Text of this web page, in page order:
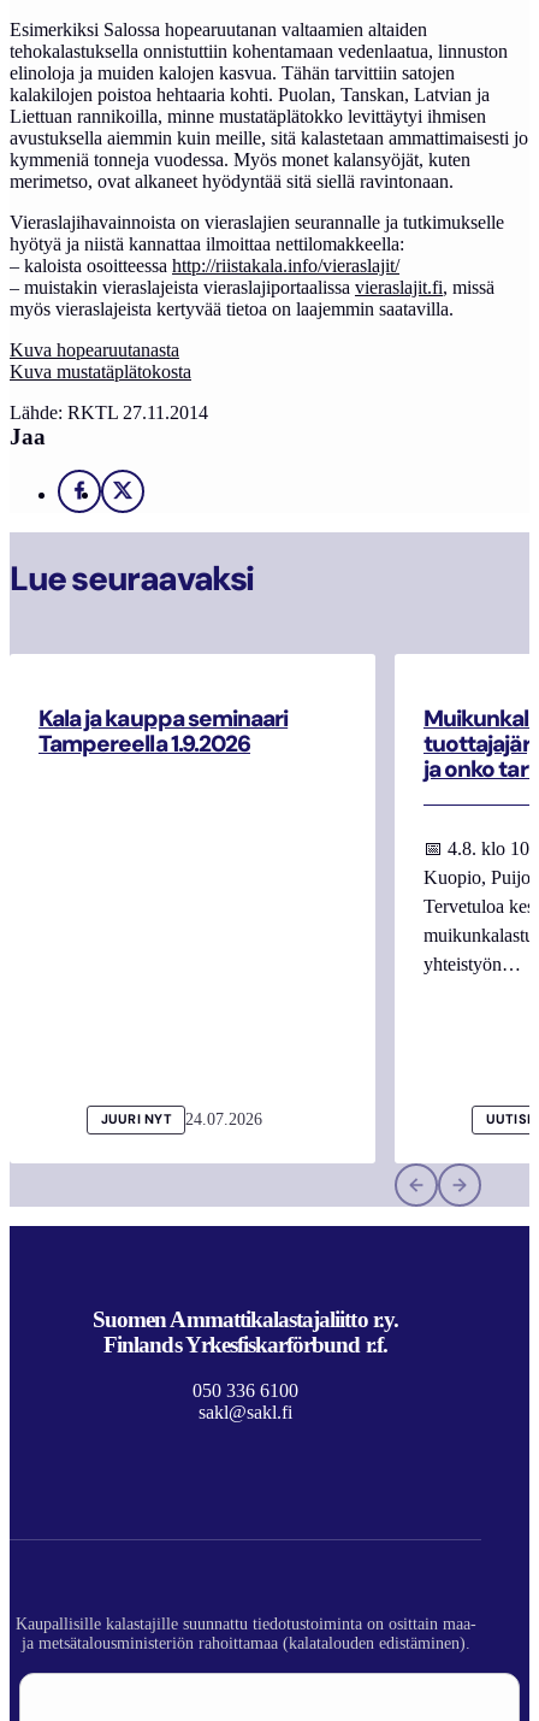
Esimerkiksi Salossa hopearuutanan valtaamien altaiden
tehokalastuksella onnistuttiin kohentamaan vedenlaatua, linnuston
elinoloja ja muiden kalojen kasvua. Tähän tarvittiin satojen
kalakilojen poistoa hehtaaria kohti. Puolan, Tanskan, Latvian ja
Liettuan rannikoilla, minne mustatäplätokko levittäytyi ihmisen
avustuksella aiemmin kuin meille, sitä kalastetaan ammattimaisesti jo
kymmeniä tonneja vuodessa. Myös monet kalansyöjät, kuten
merimetso, ovat alkaneet hyödyntää sitä siellä ravintonaan.
Vieraslajihavainnoista on vieraslajien seurannalle ja tutkimukselle
hyötyä ja niistä kannattaa ilmoittaa nettilomakkeella:
– kaloista osoitteessa http://riistakala.info/vieraslajit/
– muistakin vieraslajeista vieraslajiportaalissa vieraslajit.fi, missä
myös vieraslajeista kertyvää tietoa on laajemmin saatavilla.
Kuva hopearuutanasta
Kuva mustatäplätokosta
Lähde: RKTL 27.11.2014
Jaa
Facebook
X
Lue seuraavaksi
Kala ja kauppa seminaari
Tampereella 1.9.2026
JUURI NYT 24.07.2026
ja onko
📅 4.8. klo
Kuopio,
Tervetuloa
yhteistyön…
Suomen Ammattikalastajaliitto r.y.
Finlands Yrkesfiskarförbund r.f.
050 336 6100
sakl@sakl.fi
Kaupallisille kalastajille suunnattu tiedotustoiminta on osittain maa-
ja metsätalousministeriön rahoittamaa (kalatalouden edistäminen).